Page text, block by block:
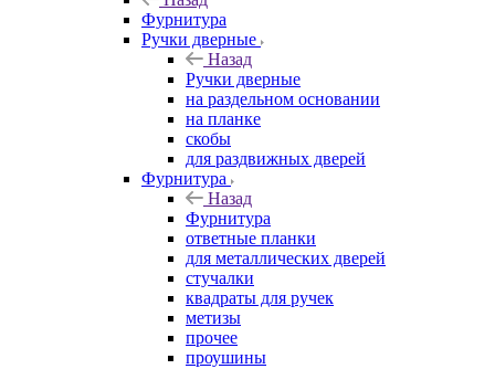
Фурнитура
Ручки дверные
Назад
Ручки дверные
на раздельном основании
на планке
скобы
для раздвижных дверей
Фурнитура
Назад
Фурнитура
ответные планки
для металлических дверей
стучалки
квадраты для ручек
метизы
прочее
проушины